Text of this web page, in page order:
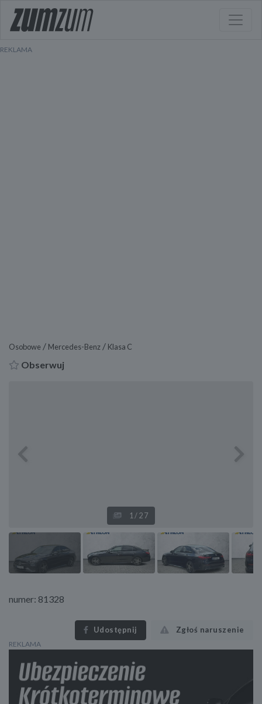
Osobowe / Mercedes-Benz / Klasa C
Obserwuj
Next
1 /27
numer: 81328
Udostępnij Zgłoś naruszenie
REKLAMA